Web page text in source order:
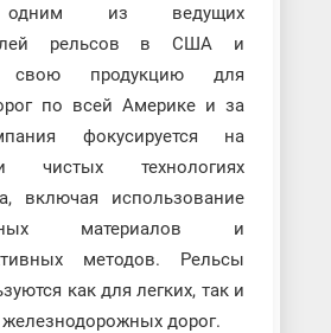
одним из ведущих
рельсов в США и
свою продукцию для
по всей Америке и за
фокусируется на
чистых технологиях
включая использование
материалов и
методов. Рельсы
как для легких, так и
дорог.